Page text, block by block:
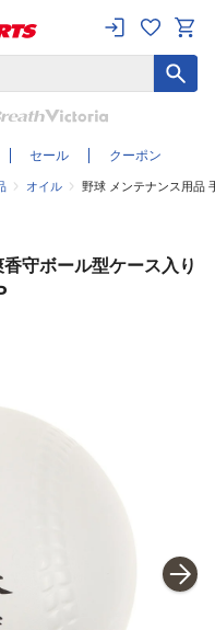
セール クーポン
オイル 野球 メンテナンス用品
守ボール型ケース入り